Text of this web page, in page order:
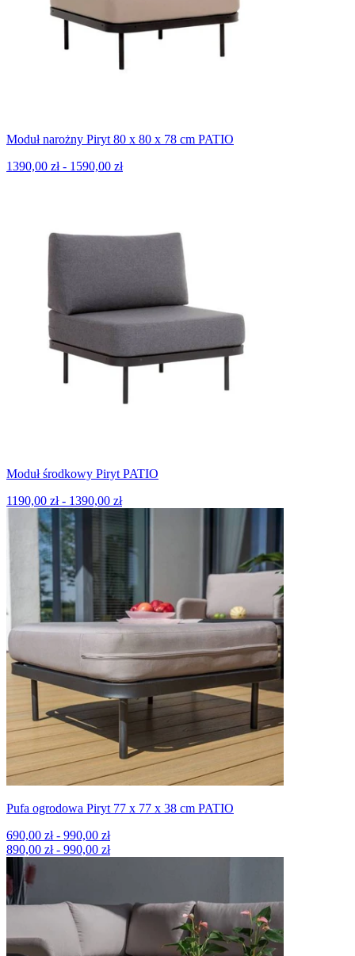
Moduł narożny Piryt 80 x 80 x 78 cm PATIO
1390,00 zł - 1590,00 zł
Moduł środkowy Piryt PATIO
1190,00 zł - 1390,00 zł
Pufa ogrodowa Piryt 77 x 77 x 38 cm PATIO
690,00 zł - 990,00 zł
890,00 zł - 990,00 zł